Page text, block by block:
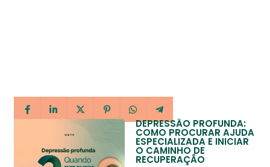
DEPRESSÃO PROFUNDA:
COMO PROCURAR AJUDA
ESPECIALIZADA E INICIAR
O CAMINHO DE
RECUPERAÇÃO